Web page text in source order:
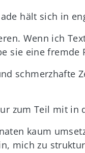
hält sich in
Wenn ich
sie eine fremde
schmerzhafte
zum Teil mit in
kaum
mich zu